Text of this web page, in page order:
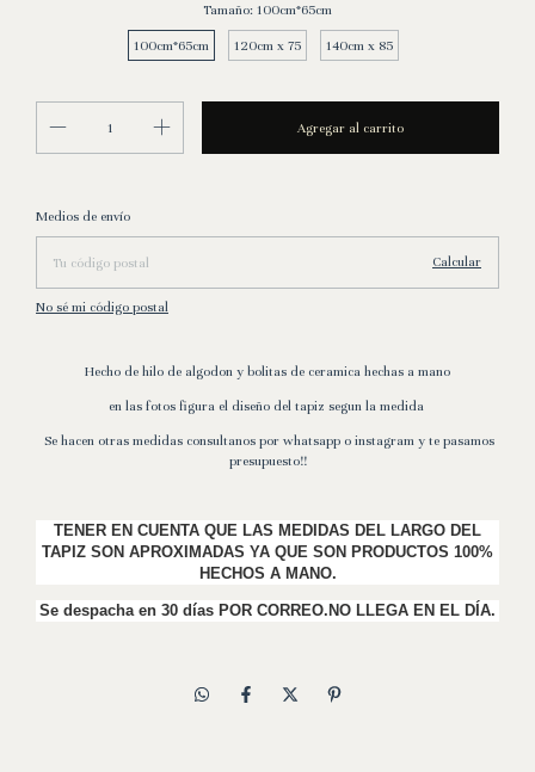
Tamaño: 100cm*65cm
100cm*65cm 120cm x 75 140cm x 85
Entregas para el CP:
Medios de envío
Calcular
No sé mi código postal
Hecho de hilo de algodon y bolitas de ceramica hechas a mano
en las fotos figura el diseño del tapiz segun la medida
Se hacen otras medidas consultanos por whatsapp o instagram y te pasamos
presupuesto!!
TENER EN CUENTA QUE LAS MEDIDAS DEL LARGO DEL
TAPIZ SON APROXIMADAS YA QUE SON PRODUCTOS 100%
HECHOS A MANO.
Se despacha en 30 días POR CORREO.NO LLEGA EN EL DÍA.